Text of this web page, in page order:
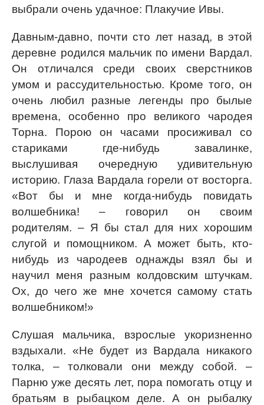
выбрали очень удачное: Плакучие Ивы.
Давным-давно, почти сто лет назад, в этой
деревне родился мальчик по имени Вардал.
Он отличался среди своих сверстников
умом и рассудительностью. Кроме того, он
очень любил разные легенды про былые
времена, особенно про великого чародея
Торна. Порою он часами просиживал со
стариками где-нибудь завалинке,
выслушивая очередную удивительную
историю. Глаза Вардала горели от восторга.
«Вот бы и мне когда-нибудь повидать
волшебника! – говорил он своим
родителям. – Я бы стал для них хорошим
слугой и помощником. А может быть, кто-
нибудь из чародеев однажды взял бы и
научил меня разным колдовским штучкам.
Ох, до чего же мне хочется самому стать
волшебником!»
Слушая мальчика, взрослые укоризненно
вздыхали. «Не будет из Вардала никакого
толка, – толковали они между собой. –
Парню уже десять лет, пора помогать отцу и
братьям в рыбацком деле. А он рыбалку